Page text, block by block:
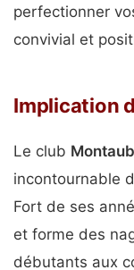
perfectionner
convivial et
Implication
Le club
incontournable
Fort de ses
et forme des
débutants aux